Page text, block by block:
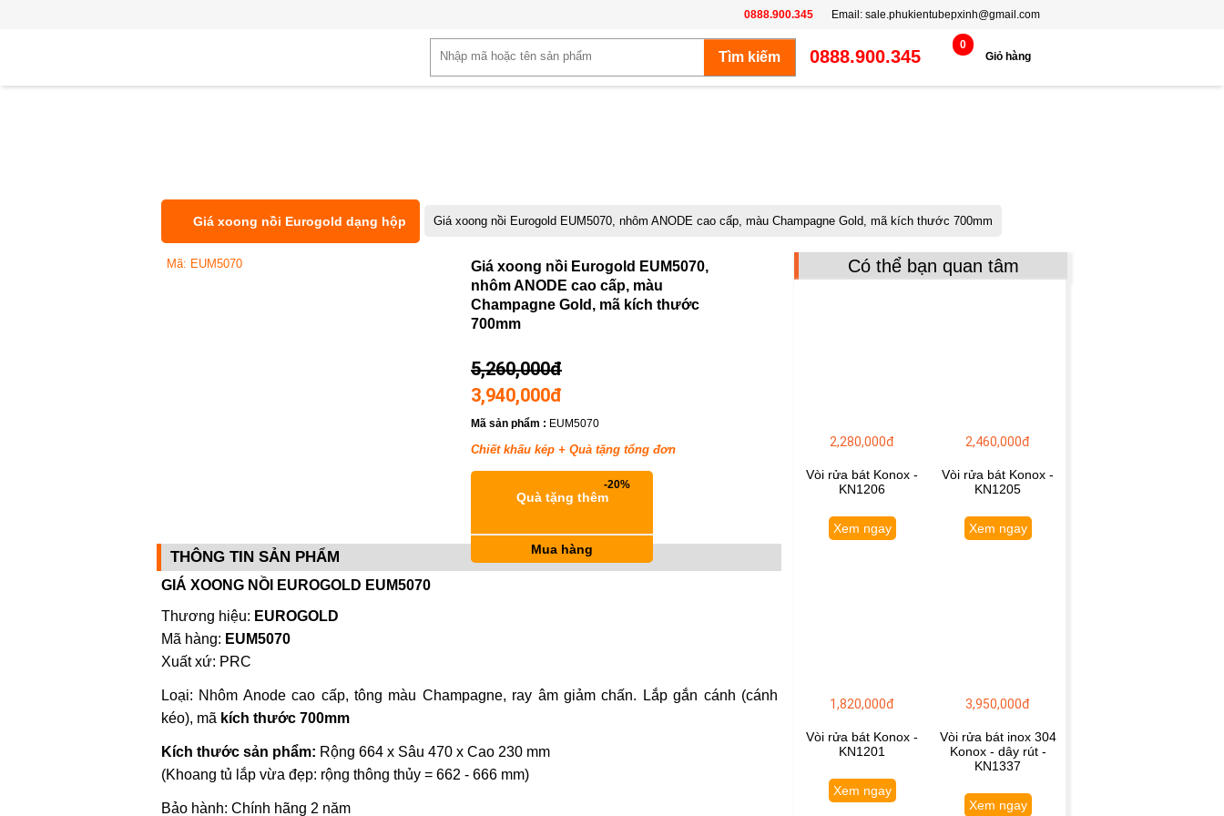
0888.900.345 Email: sale.phukientubepxinh@gmail.com
0888.900.345
0
Giỏ hàng
Giá xoong nồi Eurogold dạng hộp Giá xoong nồi Eurogold EUM5070, nhôm ANODE cao cấp, màu Champagne Gold, mã kích thước 700mm
Mã: EUM5070
Giá xoong nồi Eurogold EUM5070,
nhôm ANODE cao cấp, màu
Champagne Gold, mã kích thước
700mm
5,260,000đ
3,940,000đ
Mã sản phẩm : EUM5070
Chiết khấu kép + Quà tặng tổng đơn
-20%
Quà tặng thêmkeyboard_return
THÔNG TIN SẢN PHẨM
GIÁ XOONG NỒI EUROGOLD EUM5070
Thương hiệu: EUROGOLD
Mã hàng: EUM5070
Xuất xứ: PRC
Loại: Nhôm Anode cao cấp, tông màu Champagne, ray âm giảm chấn. Lắp gắn cánh (cánh
kéo), mã kích thước 700mm
Kích thước sản phẩm: Rộng 664 x Sâu 470 x Cao 230 mm
(Khoang tủ lắp vừa đẹp: rộng thông thủy = 662 - 666 mm)
Bảo hành: Chính hãng 2 năm
Có thể bạn quan tâm
2,280,000đ
Vòi rửa bát Konox -
KN1206
Xem ngay
2,460,000đ
Vòi rửa bát Konox -
KN1205
Xem ngay
1,820,000đ
Vòi rửa bát Konox -
KN1201
Xem ngay
3,950,000đ
Vòi rửa bát inox 304
Konox - dây rút -
KN1337
Xem ngay